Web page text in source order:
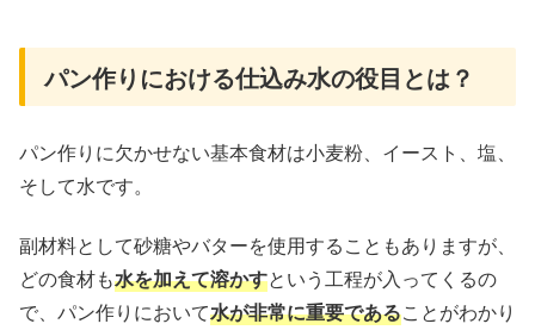
パン作りにおける仕込み水の役目とは？
パン作りに欠かせない基本食材は小麦粉、イースト、塩、
そして水です。
副材料として砂糖やバターを使用することもありますが、
どの食材も水を加えて溶かすという工程が入ってくるの
で、パン作りにおいて水が非常に重要であることがわかり